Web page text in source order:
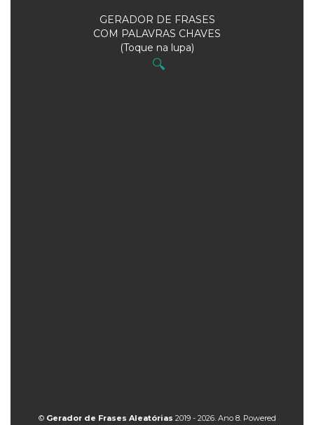
GERADOR DE FRASES
COM PALAVRAS CHAVES
(Toque na lupa)
🔍
© Gerador de Frases Aleatórias 2019 - 2026. Ano 8. Powered